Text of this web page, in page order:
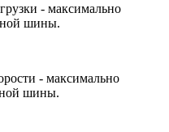
- максимально
шины.
- максимально
шины.